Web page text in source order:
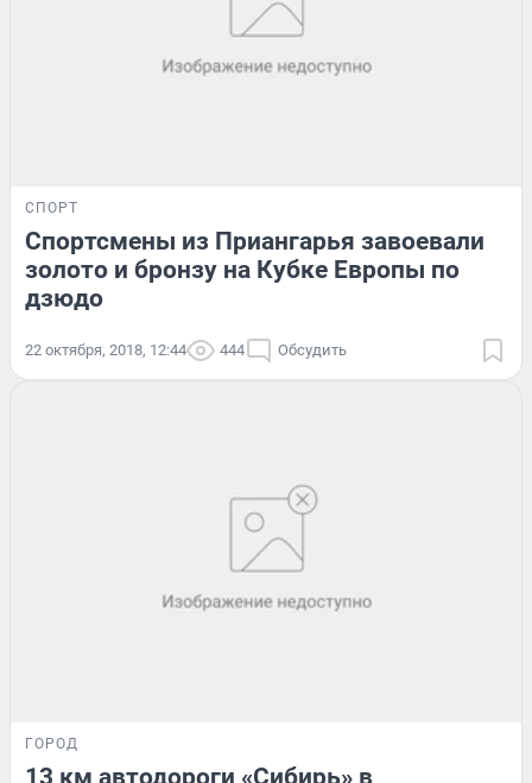
СПОРТ
Спортсмены из Приангарья завоевали
золото и бронзу на Кубке Европы по
дзюдо
22 октября, 2018, 12:44 444 Обсудить
ГОРОД
13 км автодороги «Сибирь» в